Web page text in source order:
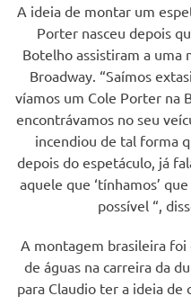
A ideia de montar um
Porter nasceu depois
Botelho assistiram a uma
Broadway. “Saímos
víamos um Cole Porter na
encontrávamos no seu
incendiou de tal forma
depois do espetáculo, já
aquele que ‘tínhamos’
possível “,
A montagem brasileira
de águas na carreira da
para Claudio ter a ideia de